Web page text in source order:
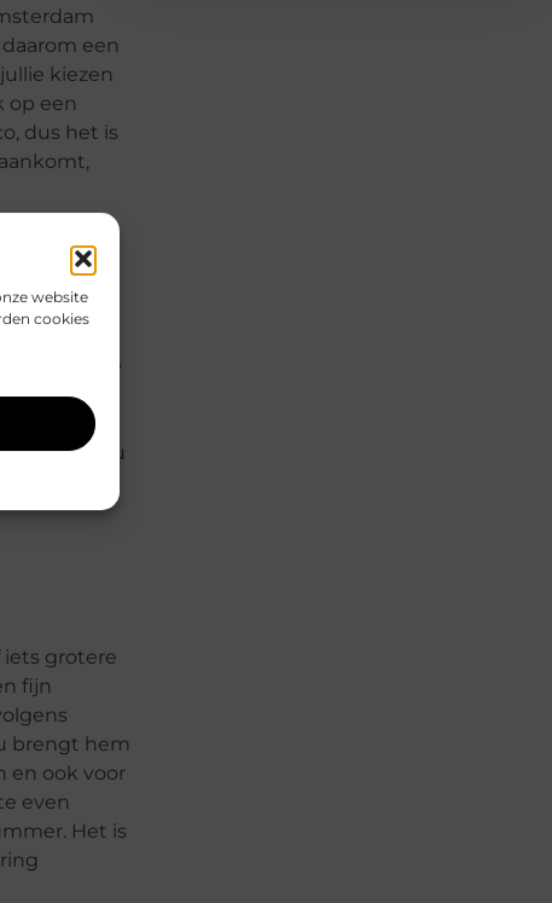
website
cookies
een
kiezen
op een
dus het is
Op onze
vakantie,
op. Heeft u
grotere
fijn
brengt hem
en ook voor
even
Het is